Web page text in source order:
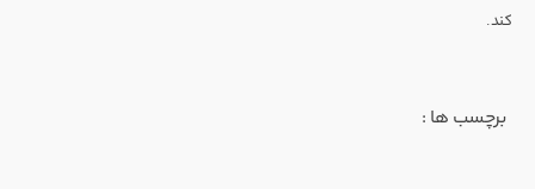
کند.
برچسب ها :